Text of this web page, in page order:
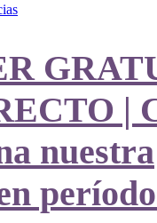
|
nuestra